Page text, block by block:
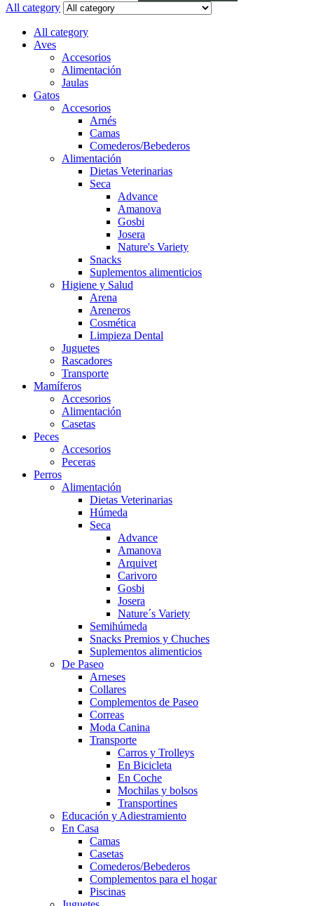
All category
All category
Aves
Accesorios
Alimentación
Jaulas
Gatos
Accesorios
Arnés
Camas
Comederos/Bebederos
Alimentación
Dietas Veterinarias
Seca
Advance
Amanova
Gosbi
Josera
Nature's Variety
Snacks
Suplementos alimenticios
Higiene y Salud
Arena
Areneros
Cosmética
Limpieza Dental
Juguetes
Rascadores
Transporte
Mamíferos
Accesorios
Alimentación
Casetas
Peces
Accesorios
Peceras
Perros
Alimentación
Dietas Veterinarias
Húmeda
Seca
Advance
Amanova
Arquivet
Carivoro
Gosbi
Josera
Nature´s Variety
Semihúmeda
Snacks Premios y Chuches
Suplementos alimenticios
De Paseo
Arneses
Collares
Complementos de Paseo
Correas
Moda Canina
Transporte
Carros y Trolleys
En Bicicleta
En Coche
Mochilas y bolsos
Transportines
Educación y Adiestramiento
En Casa
Camas
Casetas
Comederos/Bebederos
Complementos para el hogar
Piscinas